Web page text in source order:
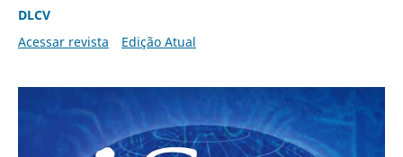
DLCV
Acessar revista
Edição Atual